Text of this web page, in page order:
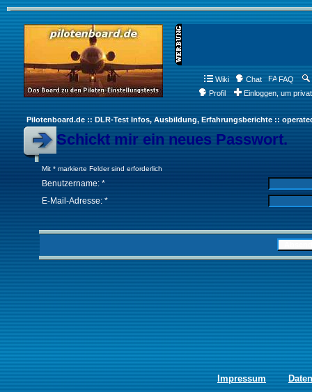
Wiki Chat FAQ
Profil
Einloggen, um
Pilotenboard.de :: DLR-Test Infos, Ausbildung, Erfahrungsberichte ::
Schickt mir ein neues Passwort.
Mit * markierte Felder sind erforderlich
Benutzername: *
E-Mail-Adresse: *
Impressum